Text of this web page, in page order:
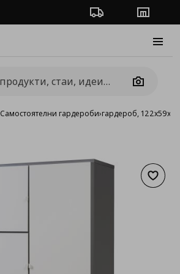
Проследяване на
Camera
Самостоятелни гардероби›гардероб,